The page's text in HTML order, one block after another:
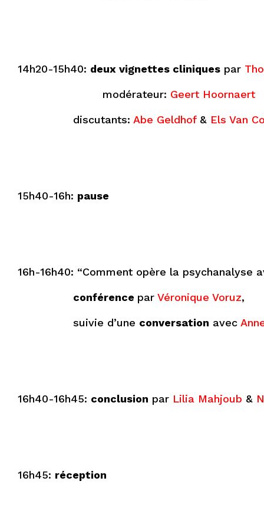
14h20-15h40: deux vignettes cliniquespar
modérateur: Geert Hoornaert
discutants: Abe Geldhof& Els Van
15h40-16h: pause
16h-16h40: “Comment opère la psychanalyse
conférence par Véronique Voruz,
suivie d’une conversation avec
16h40-16h45: conclusion par Lilia Mahjoub &
16h45: réception